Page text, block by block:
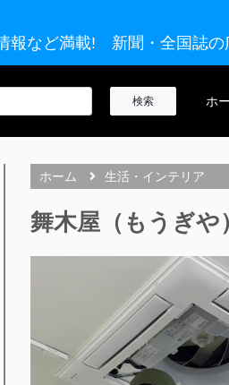
報など満載! 新聞・全国誌の
ホ
ホーム 生活・インテリア
舞木屋（もうぎや）